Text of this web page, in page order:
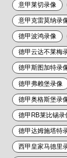
意甲莱切录像
意甲克雷莫纳录
德甲波鸿录像
德甲云达不莱梅
德甲斯图加特录
德甲弗赖堡录像
德甲奥格斯堡录
德甲RB莱比锡录
德甲达姆施塔特
西甲皇家马德里